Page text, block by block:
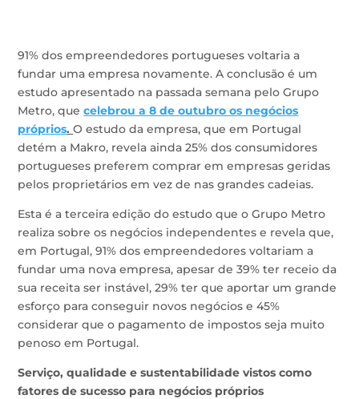
91% dos empreendedores portugueses voltaria a
fundar uma empresa novamente. A conclusão é um
estudo apresentado na passada semana pelo Grupo
Metro, quecelebrou a 8 de outubro os negócios
próprios.O estudo da empresa, que em Portugal
detém a Makro, revela ainda 25% dos consumidores
portugueses preferem comprar em empresas geridas
pelos proprietários em vez de nas grandes cadeias.
Esta é a terceira edição do estudo que o Grupo Metro
realiza sobre os negócios independentes e revela que,
em Portugal, 91% dos empreendedores voltariam a
fundar uma nova empresa, apesar de 39% ter receio da
sua receita ser instável, 29% ter que aportar um grande
esforço para conseguir novos negócios e 45%
considerar que o pagamento de impostos seja muito
penoso em Portugal.
Serviço, qualidade e sustentabilidade vistos como
fatores de sucesso para negócios próprios